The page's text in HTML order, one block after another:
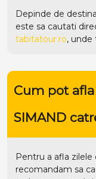
Depinde de
este sa cautati
tabitatour.ro, unde
Cum pot
SIMAND
Pentru a afla
recomandam sa